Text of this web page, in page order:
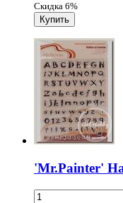
Скидка 6%
'Mr.Painter'